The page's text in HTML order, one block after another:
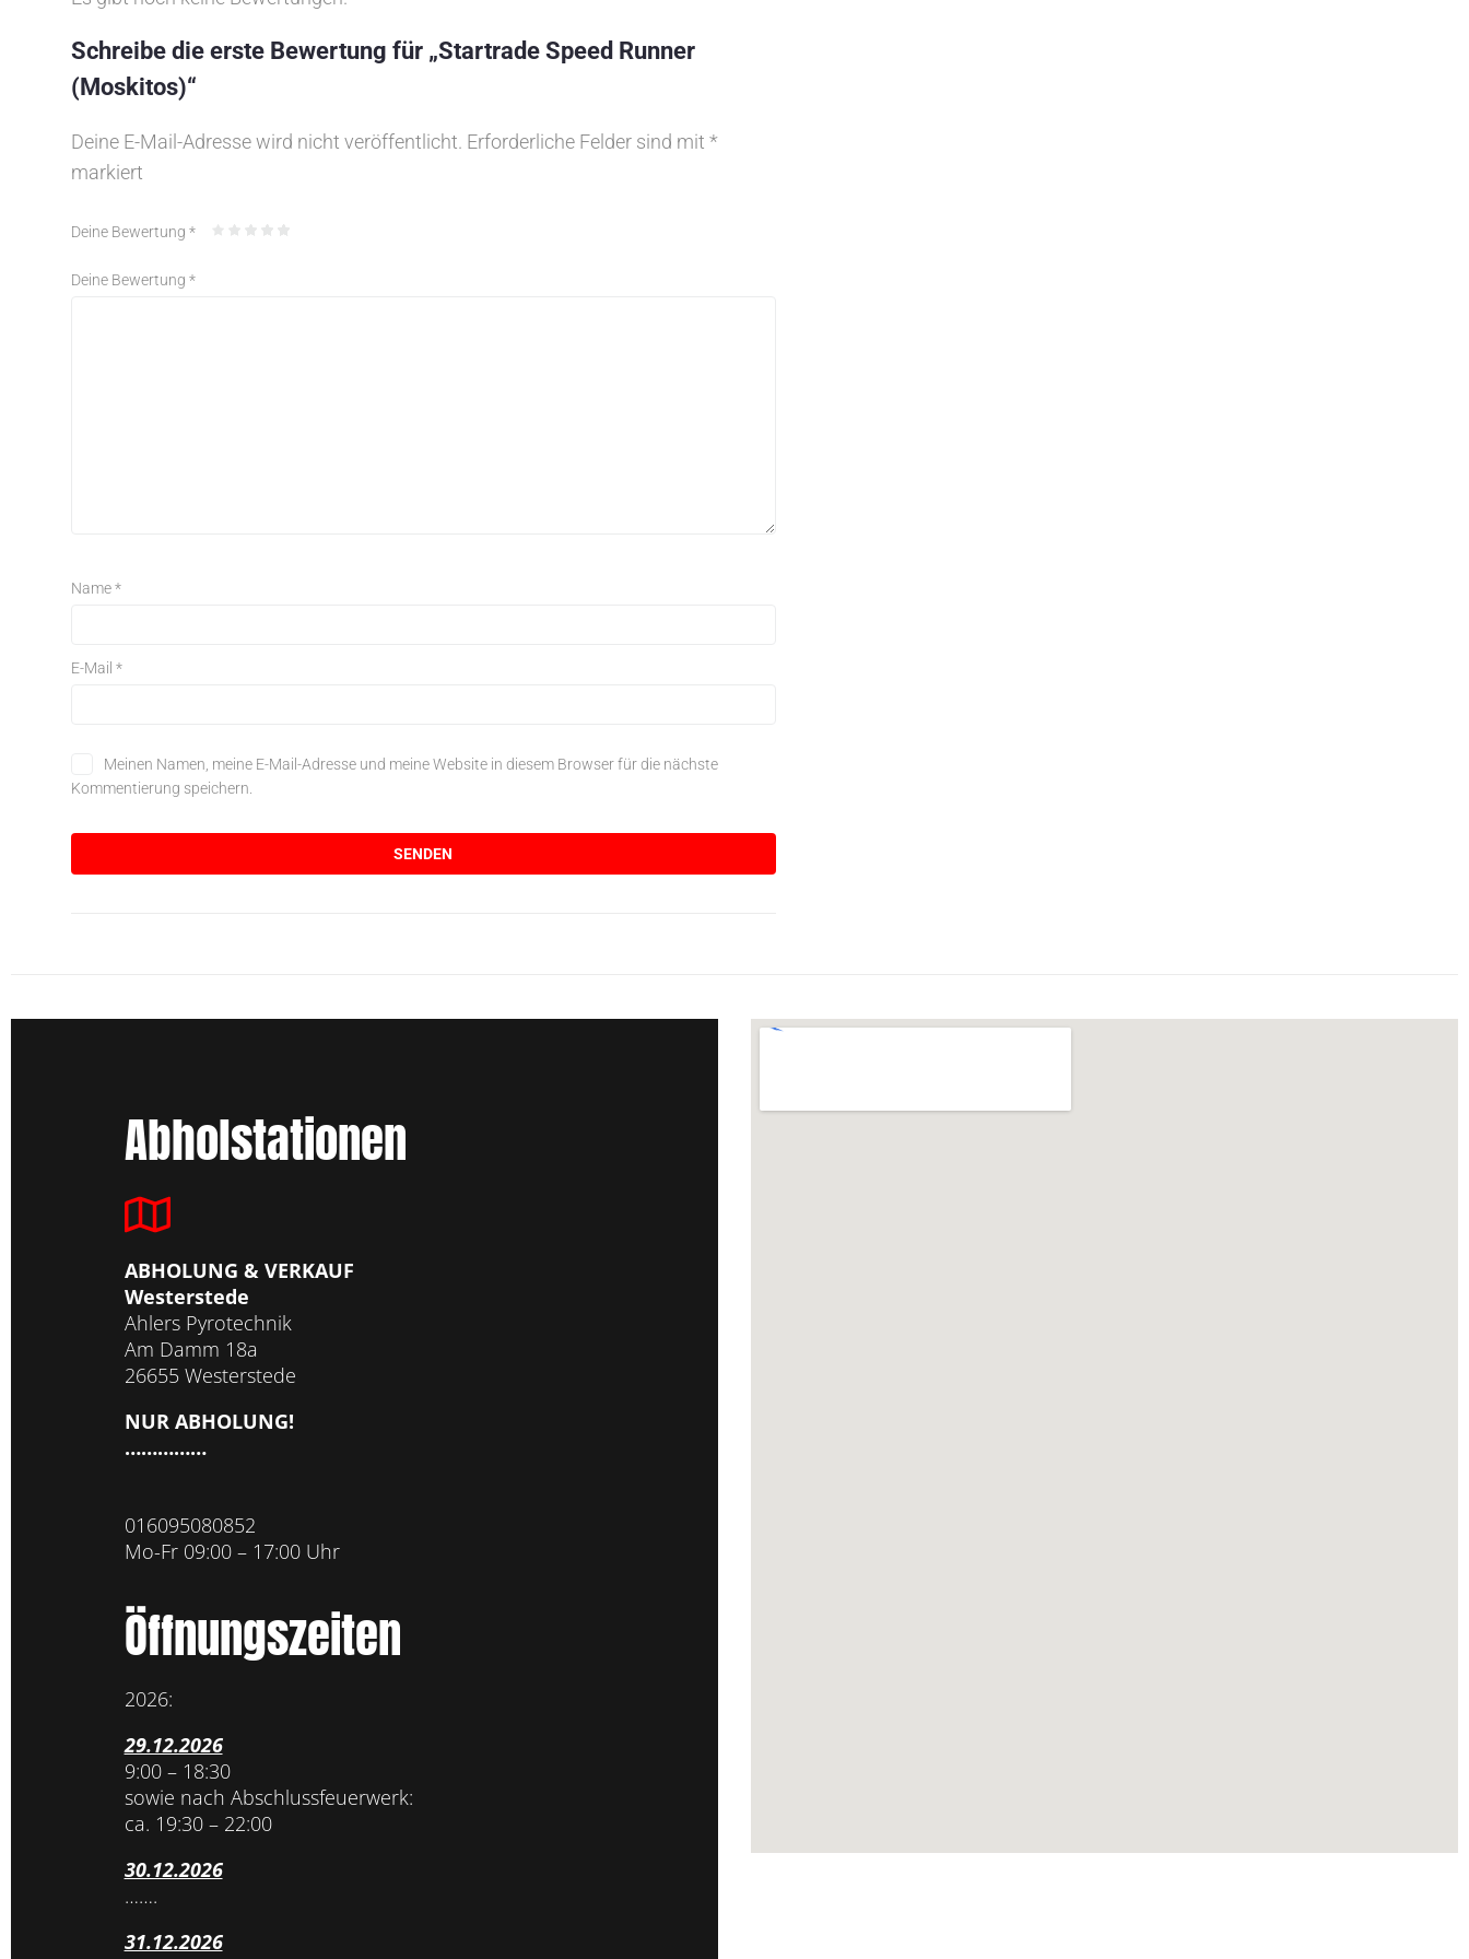
Schreibe die erste Bewertung für „Startrade Speed Runner
(Moskitos)“
Deine E-Mail-Adresse wird nicht veröffentlicht. Erforderliche Felder sind mit *
markiert
Deine Bewertung *
Deine Bewertung *
Name*
E-Mail *
Meinen Namen, meine E-Mail-Adresse und meine Website in diesem Browser für die nächste
Kommentierung speichern.
Abholstationen
ABHOLUNG & VERKAUF
Westerstede
Ahlers Pyrotechnik
Am Damm 18a
26655 Westerstede
NUR ABHOLUNG!
……………
016095080852
Mo-Fr 09:00 – 17:00 Uhr
Öffnungszeiten
2026:
29.12.2026
9:00 – 18:30
sowie nach Abschlussfeuerwerk:
ca. 19:30 – 22:00
30.12.2026
…….
31.12.2026